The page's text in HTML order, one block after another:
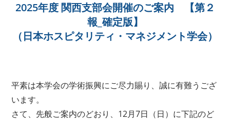
2025年度 関西支部会開催のご案内 【第２
報_確定版】
（日本ホスピタリティ・マネジメント学会）
平素は本学会の学術振興にご尽力賜り、誠に有難うござ
います。
さて、先般ご案内のどおり、12月7日（日）に下記のど